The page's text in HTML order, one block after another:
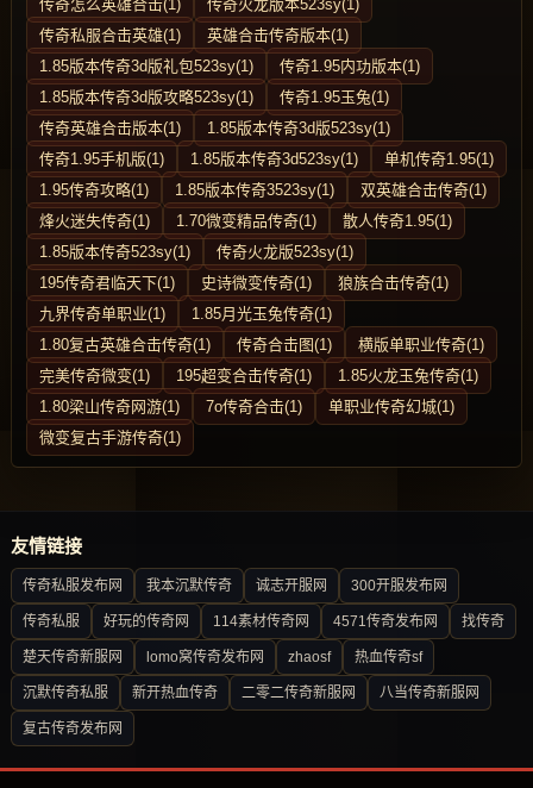
传奇怎么英雄合击(1)
传奇火龙版本523sy(1)
传奇私服合击英雄(1)
英雄合击传奇版本(1)
1.85版本传奇3d版礼包523sy(1)
传奇1.95内功版本(1)
1.85版本传奇3d版攻略523sy(1)
传奇1.95玉兔(1)
传奇英雄合击版本(1)
1.85版本传奇3d版523sy(1)
传奇1.95手机版(1)
1.85版本传奇3d523sy(1)
单机传奇1.95(1)
1.95传奇攻略(1)
1.85版本传奇3523sy(1)
双英雄合击传奇(1)
烽火迷失传奇(1)
1.70微变精品传奇(1)
散人传奇1.95(1)
1.85版本传奇523sy(1)
传奇火龙版523sy(1)
195传奇君临天下(1)
史诗微变传奇(1)
狼族合击传奇(1)
九界传奇单职业(1)
1.85月光玉兔传奇(1)
1.80复古英雄合击传奇(1)
传奇合击图(1)
横版单职业传奇(1)
完美传奇微变(1)
195超变合击传奇(1)
1.85火龙玉兔传奇(1)
1.80梁山传奇网游(1)
7o传奇合击(1)
单职业传奇幻城(1)
微变复古手游传奇(1)
友情链接
传奇私服发布网 我本沉默传奇 诚志开服网 300开服发布网
传奇私服 好玩的传奇网 114素材传奇网 4571传奇发布网 找传奇
楚天传奇新服网 lomo窝传奇发布网 zhaosf 热血传奇sf
沉默传奇私服 新开热血传奇 二零二传奇新服网 八当传奇新服网
复古传奇发布网